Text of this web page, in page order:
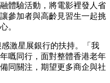
體驗活動，將電影裡發人省
參加者與高齡見習生一起挑
。
激星展銀行的扶持。「我
嘅同行，面對整體香港老年
同關注，期望更多商企與社